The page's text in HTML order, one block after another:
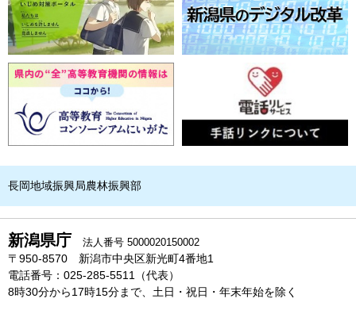
長岡地域振興局農林振興部
新潟県庁 法人番号 5000020150002
〒950-8570 新潟市中央区新光町4番地1
電話番号：025-285-5511（代表）
8時30分から17時15分まで、土日・祝日・年末年始を除く